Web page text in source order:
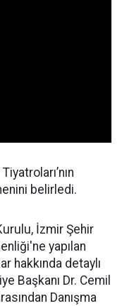
belirledi.
İzmir Şehir
yapılan
hakkında detaylı
Başkanı Dr. Cemil
Danışma